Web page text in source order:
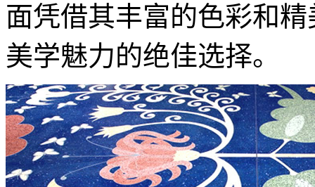
面凭借其丰富的色彩和
美学魅力的绝佳选择。